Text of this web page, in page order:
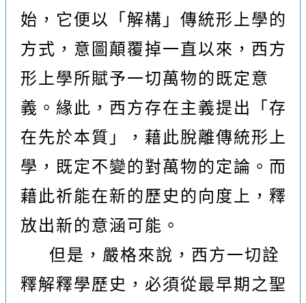
始，它便以「解構」傳統形上學的
方式，意圖顛覆掉一直以來，西方
形上學所賦予一切萬物的既定意
義。緣此，西方存在主義提出「存
在先於本質」，藉此脫離傳統形上
學，既定不變的對萬物的定論。而
藉此祈能在新的歷史的向度上，釋
放出新的意涵可能。
但是，嚴格來說，西方一切詮
釋解釋學歷史，必須從最早期之聖